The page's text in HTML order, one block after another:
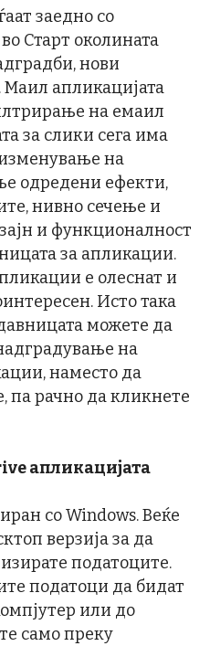
заедно со
Старт околината
нови
апликацијата
на емаил
за слики сега има
на
одредени ефекти,
нивно сечење и
и функционалност
за апликации.
е олеснат и
Исто така
можете да
на
наместо да
па рачно да кликнете
апликацијата
со Windows. Веќе
верзија за да
податоците.
податоци да бидат
или до
само преку